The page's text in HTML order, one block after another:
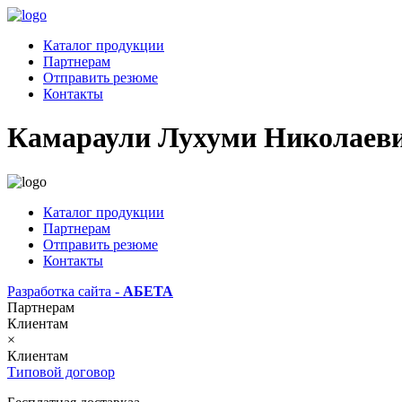
Каталог продукции
Партнерам
Отправить резюме
Контакты
Камараули Лухуми
Каталог продукции
Партнерам
Отправить резюме
Контакты
Разработка сайта - АБЕТА
Партнерам
Клиентам
×
Клиентам
Типовой договор